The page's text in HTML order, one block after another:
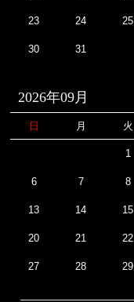
23 24 25
30 31
2026年09月
日 月 火
1
6 7 8
13 14 15
20 21 22
27 28 29